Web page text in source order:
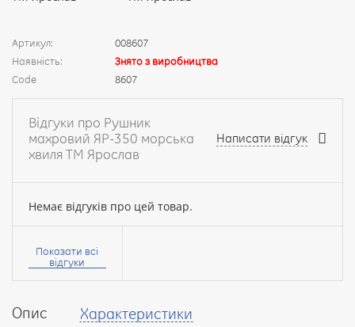
Опис Характеристики
Артикул:
008607
Наявність:
Знято з виробництва
Code
8607
Відгуки про Рушник
махровий ЯР-350 морська
хвиля ТМ Ярослав
Написати відгук
Немає відгуків про цей товар.
Ваше
Ваш
Показати всі
відгуки